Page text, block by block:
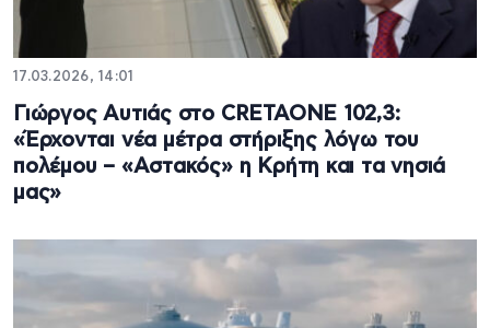
17.03.2026, 14:01
Γιώργος Αυτιάς στο CRETAONE 102,3:
«Έρχονται νέα μέτρα στήριξης λόγω του
πολέμου – «Αστακός» η Κρήτη και τα νησιά
μας»